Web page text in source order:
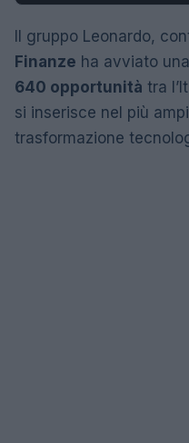
Il gruppo Leonardo,
Finanze ha avviato
640 opportunità tra
si inserisce nel più
trasformazione